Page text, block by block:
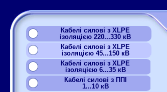
Кабелі силові з XLPE
ізоляцією 220...330 кВ
Кабелі силові з XLPE
ізоляцією 45...150 кВ
Кабелі силові з XLPE
ізоляцією 6...35 кВ
Кабелі силові з ППІ
1...10 кВ